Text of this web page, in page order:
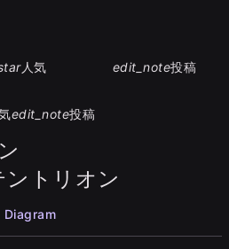
人気 edit_note投稿
edit_note投稿
ントリオン
Diagram